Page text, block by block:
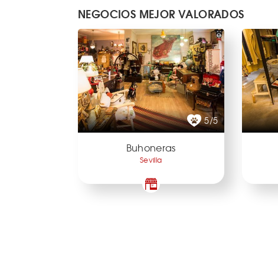
NEGOCIOS MEJOR VALORADOS
5/5
Buhoneras
Sevilla